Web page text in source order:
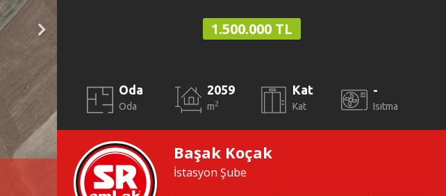
1.500.000 TL
Oda
Oda
2059
m2
Kat
Kat
-
Isıtma
Başak Koçak
İstasyon Şube